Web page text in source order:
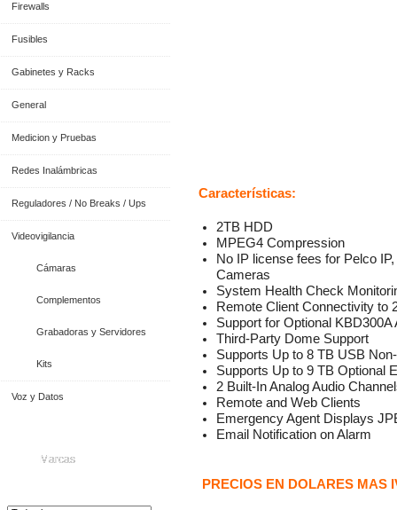
Firewalls
Fusibles
Gabinetes y Racks
General
Medicion y Pruebas
Redes Inalámbricas
Reguladores / No Breaks / Ups
Videovigilancia
Cámaras
Complementos
Grabadoras y Servidores
Kits
Voz y Datos
Marcas
Características:
2TB HDD
MPEG4 Compression
No IP license fees for Pelco
Cameras
System Health Check
Remote Client Connectivity to
Support for Optional KBD300A
Third-Party Dome Support
Supports Up to 8 TB USB
Supports Up to 9 TB Optional
2 Built-In Analog Audio
Remote and Web Clients
Emergency Agent Displays
Email Notification on Alarm
PRECIOS EN DOLARES MAS